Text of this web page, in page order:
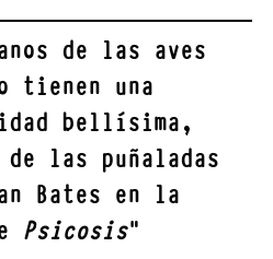
de las aves
tienen una
bellísima,
de las puñaladas
Bates en la
Psicosis"